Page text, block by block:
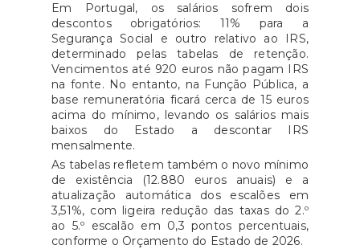
Em Portugal, os salários sofrem dois
descontos obrigatórios: 11% para a
Segurança Social e outro relativo ao IRS,
determinado pelas tabelas de retenção.
Vencimentos até 920 euros não pagam IRS
na fonte. No entanto, na Função Pública, a
base remuneratória ficará cerca de 15 euros
acima do mínimo, levando os salários mais
baixos do Estado a descontar IRS
mensalmente.
As tabelas refletem também o novo mínimo
de existência (12.880 euros anuais) e a
atualização automática dos escalões em
3,51%, com ligeira redução das taxas do 2.º
ao 5.º escalão em 0,3 pontos percentuais,
conforme o Orçamento do Estado de 2026.